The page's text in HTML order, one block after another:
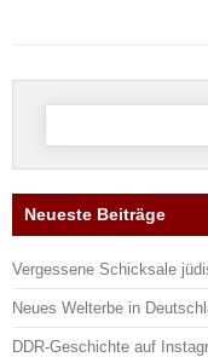
Suche
Neueste Beiträge
Vergessene Schicksale
Neues Welterbe in
DDR-Geschichte auf